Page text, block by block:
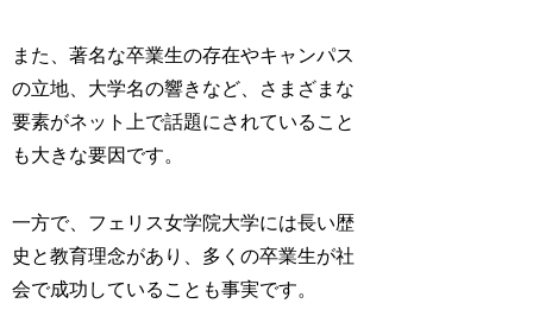
また、著名な卒業生の存在やキャンパス
の立地、大学名の響きなど、さまざまな
要素がネット上で話題にされていること
も大きな要因です。
一方で、フェリス女学院大学には長い歴
史と教育理念があり、多くの卒業生が社
会で成功していることも事実です。